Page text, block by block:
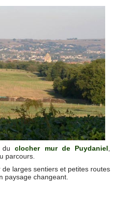
duclocher mur de Puydaniel
parcours.
larges sentiers et petites routes
paysage changeant.